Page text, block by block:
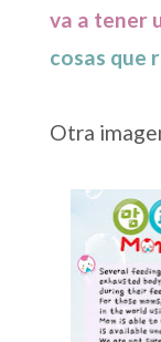
va a tener
cosas que
Otra